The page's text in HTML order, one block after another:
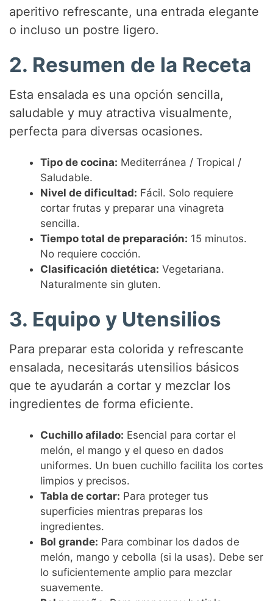
i
o
aperitivo refrescante, una entrada elegante
o incluso un postre ligero.
2. Resumen de la Receta
Esta ensalada es una opción sencilla,
saludable y muy atractiva visualmente,
perfecta para diversas ocasiones.
Tipo de cocina: Mediterránea / Tropical /
Saludable.
Nivel de dificultad: Fácil. Solo requiere
cortar frutas y preparar una vinagreta
sencilla.
Tiempo total de preparación: 15 minutos.
No requiere cocción.
Clasificación dietética: Vegetariana.
Naturalmente sin gluten.
3. Equipo y Utensilios
Para preparar esta colorida y refrescante
ensalada, necesitarás utensilios básicos
que te ayudarán a cortar y mezclar los
ingredientes de forma eficiente.
Cuchillo afilado: Esencial para cortar el
melón, el mango y el queso en dados
uniformes. Un buen cuchillo facilita los cortes
limpios y precisos.
Tabla de cortar: Para proteger tus
superficies mientras preparas los
ingredientes.
Bol grande: Para combinar los dados de
melón, mango y cebolla (si la usas). Debe ser
lo suficientemente amplio para mezclar
suavemente.